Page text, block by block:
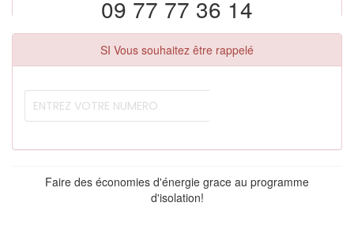
09 77 77 36 14
SI Vous souhaitez être rappelé
Faire des économies d'énergie grace au programme
d'isolation!